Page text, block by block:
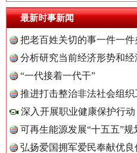
最新时事新闻
把老百姓关切的事一件一件
分析研究当前经济形势和经
“一代接着一代干”
推进打击整治非法社会组织
深入开展职业健康保护行动
可再生能源发展“十五五”规
弘扬爱国拥军爱民奉献优良
中国
中国
红船起航处 潮起向未